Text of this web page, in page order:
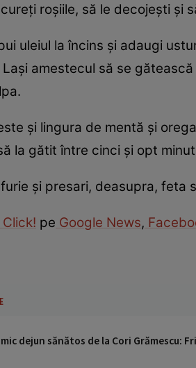
roşiile, să le decojeşti şi
uleiul la încins şi adaugi
amestecul să se
şi lingura de mentă şi
la gătit între cinci şi opt
şi presari, deasupra, feta
Click! pe Google News,
dejun sănătos de la Cori Grămescu: